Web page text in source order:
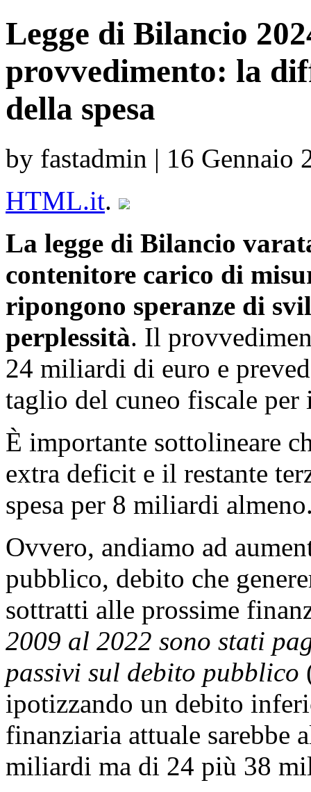
Legge di Bilancio
provvedimento: la
della spesa
by fastadmin | 16 Gennaio
HTML.it.
La legge di Bilancio
contenitore carico di
ripongono speranze di
perplessità. Il
24 miliardi di euro e
taglio del cuneo fiscale
È importante sottolineare
extra deficit e il restante
spesa per 8 miliardi
Ovvero, andiamo ad
pubblico, debito che
sottratti alle prossime
2009 al 2022 sono stati
passivi sul debito pubblico
ipotizzando un debito
finanziaria attuale sarebbe
miliardi ma di 24 più 38